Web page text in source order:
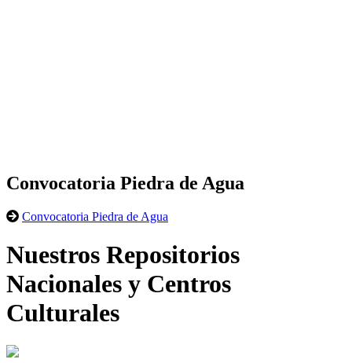
Convocatoria Piedra de Agua
Convocatoria Piedra de Agua
Nuestros Repositorios
Nacionales y Centros
Culturales